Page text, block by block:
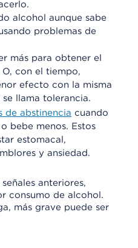
alcohol aunque sabe
problemas de
más para obtener el
con el tiempo,
efecto con la misma
llama tolerancia.
de abstinencia cuando
bebe menos. Estos
estomacal,
y ansiedad.
anteriores,
consumo de alcohol.
más grave puede ser